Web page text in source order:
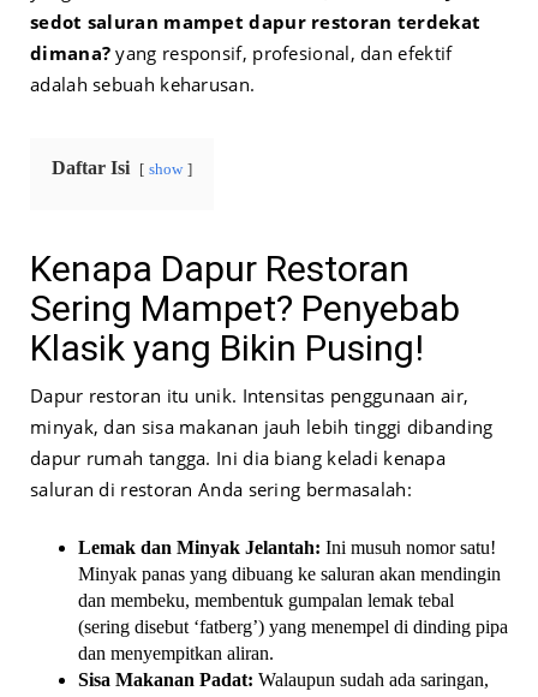
sedot saluran mampet dapur restoran terdekat
dimana? yang responsif, profesional, dan efektif
adalah sebuah keharusan.
Daftar Isi show
Kenapa Dapur Restoran
Sering Mampet? Penyebab
Klasik yang Bikin Pusing!
Dapur restoran itu unik. Intensitas penggunaan air,
minyak, dan sisa makanan jauh lebih tinggi dibanding
dapur rumah tangga. Ini dia biang keladi kenapa
saluran di restoran Anda sering bermasalah:
Lemak dan Minyak Jelantah: Ini musuh nomor satu!
Minyak panas yang dibuang ke saluran akan mendingin
dan membeku, membentuk gumpalan lemak tebal
(sering disebut ‘fatberg’) yang menempel di dinding pipa
dan menyempitkan aliran.
Sisa Makanan Padat: Walaupun sudah ada saringan,